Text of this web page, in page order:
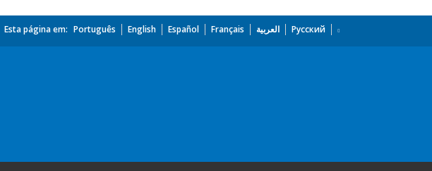
Esta página em: Português English Español Français العربية Русский